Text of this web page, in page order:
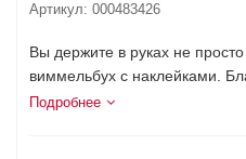
Артикул: 000483426
Вы держите в руках не
виммельбух с наклейками.
Подробнее